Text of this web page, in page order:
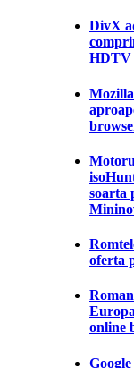
DivX
HDTV
soarta
oferta
online